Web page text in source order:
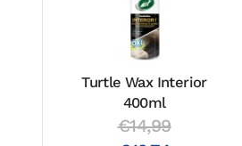
Turtle Wax Interior
400ml
€14,99